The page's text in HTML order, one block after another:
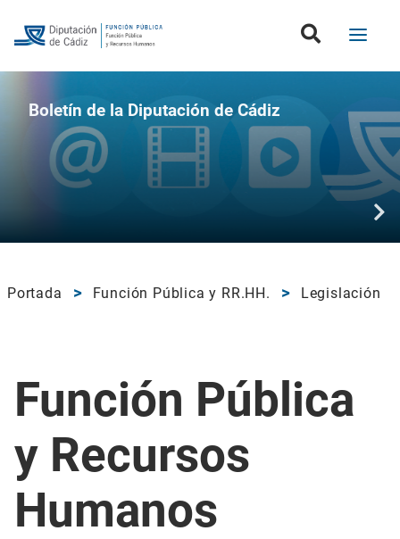
Boletín de la Diputación de Cádiz
Portada Función Pública y RR.HH. Legislación
Función Pública
y Recursos
Humanos